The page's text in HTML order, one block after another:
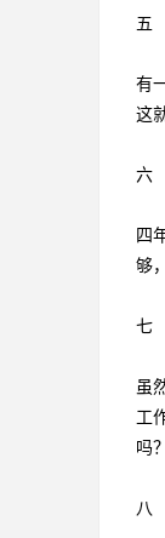
五
有
这
六
四
够
七
虽
工
吗？
八